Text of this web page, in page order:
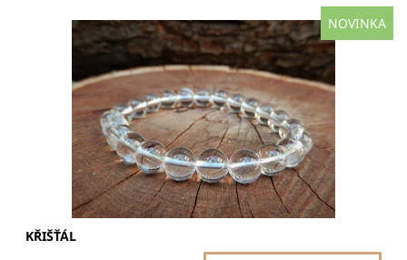
NOVINKA
Křišťál je univerzální kámen, který čistí energii, posiluje
intuici a harmonizuje tělo i mysl. Přináší jasnost, vnitřní
sílu a rovnováhu.
Dostupnost:
Skladem
KŘIŠŤÁL